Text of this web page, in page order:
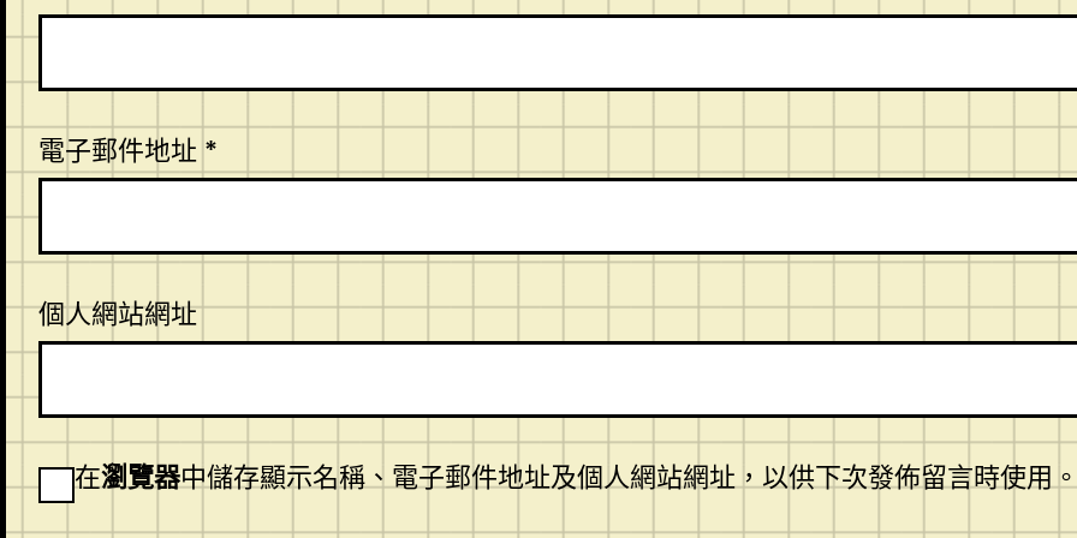
電子郵件地址 *
個人網站網址
在瀏覽器中儲存顯示名稱、電子郵件地址及個人網站網址，以供下次發佈留言時使用